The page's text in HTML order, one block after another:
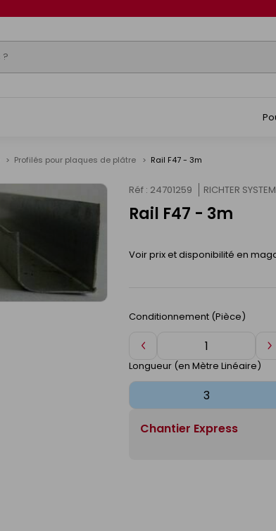
Profilés pour plaques de plâtre Rail F47 - 3m
Réf : 24701259 RICHTER SYSTEM
Rail F47 - 3m
Voir prix et disponibilité en
Conditionnement (Pièce)
Diminuer
de
1
Longueur (en Mètre Linéaire)
Chantier Express